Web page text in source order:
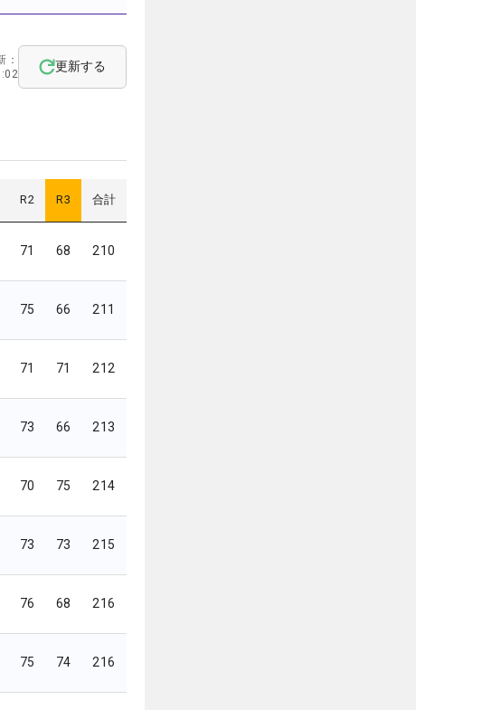
：
更新する
R2 R3 合計
71 68 210
75 66 211
71 71 212
73 66 213
70 75 214
73 73 215
76 68 216
75 74 216